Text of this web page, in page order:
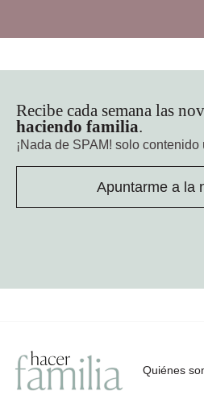
Recibe cada semana las
haciendo familia.
¡Nada de SPAM! solo contenido
Apuntarme a la
Quiénes